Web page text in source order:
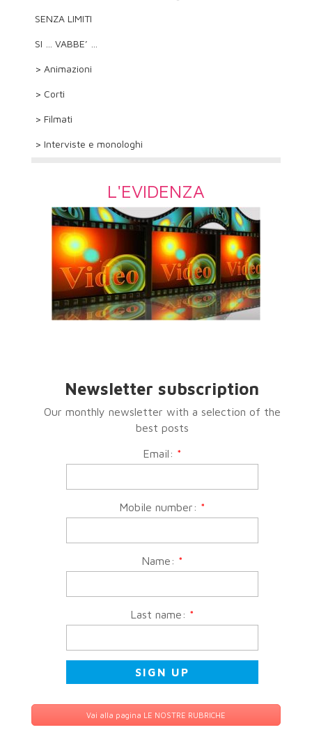
SENZA LIMITI
SI … VABBE’ …
> Animazioni
> Corti
> Filmati
> Interviste e monologhi
L'EVIDENZA
Newsletter subscription
Our monthly newsletter with a selection of the
best posts
Email: *
Mobile number: *
Name: *
Last name: *
Vai alla pagina LE NOSTRE RUBRICHE